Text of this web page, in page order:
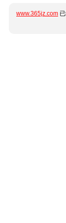
www.365jz.com